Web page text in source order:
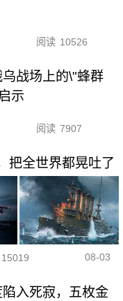
阅读 10526
战场上的\"蜂群
示
阅读 7907
把全世界都晃吐了
15019 08-03
入死寂，五枚金